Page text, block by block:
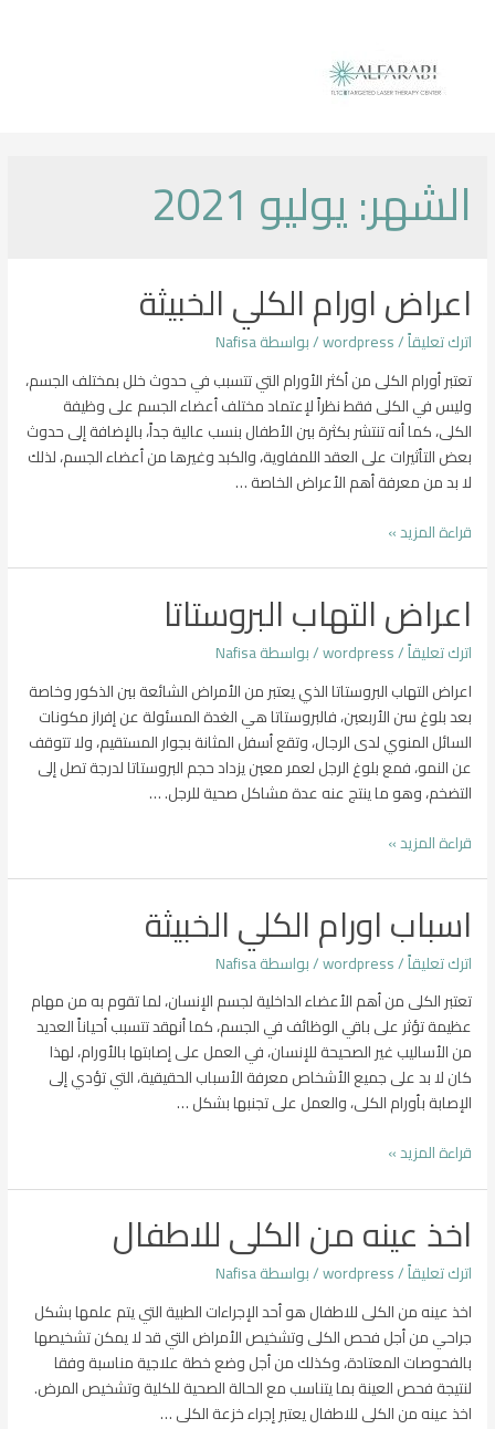
الشهر:يوليو 2021
اعراض اورام الكلي الخبيثة
اترك تعليقاً/
wordpress/ بواسطةNafisa
تعتبر أورام الكلى من أكثر الأورام التي تتسبب في حدوث خلل بمختلف الجسم،
وليس في الكلى فقط نظراً لإعتماد مختلف أعضاء الجسم على وظيفة
الكلى، كما أنه تنتشر بكثرة بين الأطفال بنسب عالية جداً، بالإضافة إلى حدوث
بعض التأثيرات على العقد اللمفاوية، والكبد وغيرها من أعضاء الجسم، لذلك
لا بد من معرفة أهم الأعراض الخاصة …
اعراض
الخبيثة
قراءة المزيد »
اعراض التهاب البروستاتا
اترك تعليقاً/
wordpress/ بواسطةNafisa
اعراض التهاب البروستاتا الذي يعتبر من الأمراض الشائعة بين الذكور وخاصة
بعد بلوغ سن الأربعين، فالبروستاتا هي الغدة المسئولة عن إفراز مكونات
السائل المنوي لدى الرجال، وتقع أسفل المثانة بجوار المستقيم، ولا تتوقف
عن النمو، فمع بلوغ الرجل لعمر معين يزداد حجم البروستاتا لدرجة تصل إلى
التضخم، وهو ما ينتج عنه عدة مشاكل صحية للرجل. …
اعراض
قراءة المزيد »
اسباب اورام الكلي الخبيثة
اترك تعليقاً/
wordpress/ بواسطةNafisa
تعتبر الكلى من أهم الأعضاء الداخلية لجسم الإنسان، لما تقوم به من مهام
عظيمة تؤثر على باقي الوظائف في الجسم، كما أنهقد تتسبب أحياناً العديد
من الأساليب غير الصحيحة للإنسان، في العمل على إصابتها بالأورام، لهذا
كان لا بد على جميع الأشخاص معرفة الأسباب الحقيقية، التي تؤدي إلى
الإصابة بأورام الكلى، والعمل على تجنبها بشكل …
اسباب
الخبيثة
قراءة المزيد »
اخذ عينه من الكلى للاطفال
اترك تعليقاً/
wordpress/ بواسطةNafisa
اخذ عينه من الكلى للاطفال هو أحد الإجراءات الطبية التي يتم علمها بشكل
جراحي من أجل فحص الكلى وتشخيص الأمراض التي قد لا يمكن تشخيصها
بالفحوصات المعتادة، وكذلك من أجل وضع خطة علاجية مناسبة وفقا
لنتيجة فحص العينة بما يتناسب مع الحالة الصحية للكلية وتشخيص المرض.
اخذ عينه من الكلى للاطفال يعتبر إجراء خزعة الكلى …